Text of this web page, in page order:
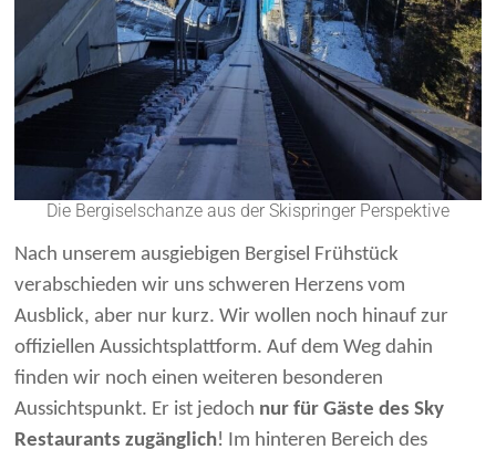
Die Bergiselschanze aus der Skispringer Perspektive
Nach unserem ausgiebigen Bergisel Frühstück
verabschieden wir uns schweren Herzens vom
Ausblick, aber nur kurz. Wir wollen noch hinauf zur
offiziellen Aussichtsplattform. Auf dem Weg dahin
finden wir noch einen weiteren besonderen
Aussichtspunkt. Er ist jedoch nur für Gäste des Sky
Restaurants zugänglich! Im hinteren Bereich des